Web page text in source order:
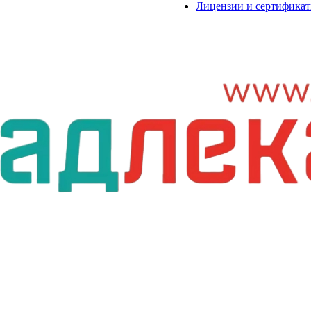
Лицензии и